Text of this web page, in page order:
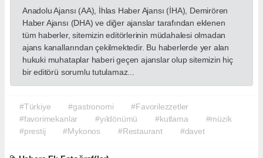
Anadolu Ajansı (AA), İhlas Haber Ajansı (İHA), Demirören
Haber Ajansı (DHA) ve diğer ajanslar tarafından eklenen
tüm haberler, sitemizin editörlerinin müdahalesi olmadan
ajans kanallarından çekilmektedir. Bu haberlerde yer alan
hukuki muhataplar haberi geçen ajanslar olup sitemizin hiç
bir editörü sorumlu tutulamaz...
#Türkiye #gastronomi
#Favorilezzetler
#favorimekanlar
#yıldönümü #kutlama
#müzik
#prestij
#Mykonos #Restaurant #davet